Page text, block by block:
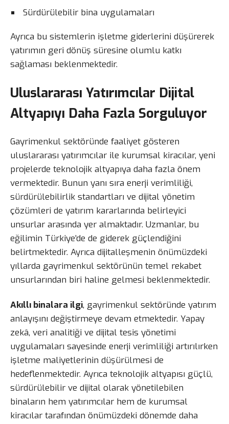
Sürdürülebilir bina uygulamaları
Ayrıca bu sistemlerin işletme giderlerini düşürerek
yatırımın geri dönüş süresine olumlu katkı
sağlaması beklenmektedir.
Uluslararası Yatırımcılar Dijital
Altyapıyı Daha Fazla Sorguluyor
Gayrimenkul sektöründe faaliyet gösteren
uluslararası yatırımcılar ile kurumsal kiracılar, yeni
projelerde teknolojik altyapıya daha fazla önem
vermektedir. Bunun yanı sıra enerji verimliliği,
sürdürülebilirlik standartları ve dijital yönetim
çözümleri de yatırım kararlarında belirleyici
unsurlar arasında yer almaktadır. Uzmanlar, bu
eğilimin Türkiye’de de giderek güçlendiğini
belirtmektedir. Ayrıca dijitalleşmenin önümüzdeki
yıllarda gayrimenkul sektörünün temel rekabet
unsurlarından biri haline gelmesi beklenmektedir.
Akıllı binalara ilgi, gayrimenkul sektöründe yatırım
anlayışını değiştirmeye devam etmektedir. Yapay
zekâ, veri analitiği ve dijital tesis yönetimi
uygulamaları sayesinde enerji verimliliği artırılırken
işletme maliyetlerinin düşürülmesi de
hedeflenmektedir. Ayrıca teknolojik altyapısı güçlü,
sürdürülebilir ve dijital olarak yönetilebilen
binaların hem yatırımcılar hem de kurumsal
kiracılar tarafından önümüzdeki dönemde daha